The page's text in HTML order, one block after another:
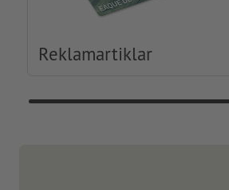
Reklamartiklar